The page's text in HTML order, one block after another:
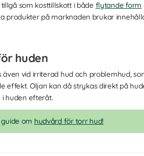
som kosttillskott i både flytande form
produkter på marknaden brukar
huden
även vid irriterad hud och problemhud,
effekt. Oljan kan då strykas direkt på
i huden efteråt.
om hudvård för torr hud!